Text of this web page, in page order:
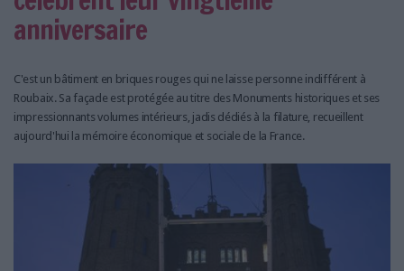
anniversaire
C'est un bâtiment en briques rouges qui ne laisse personne indifférent à
Roubaix. Sa façade est protégée au titre des Monuments historiques et ses
impressionnants volumes intérieurs, jadis dédiés à la filature, recueillent
aujourd'hui la mémoire économique et sociale de la France.